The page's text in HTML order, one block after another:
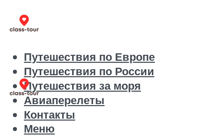
Путешествия по Европе
Путешествия по России
Путешествия за моря
Авиаперелеты
Контакты
Меню